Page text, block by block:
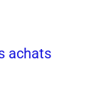
achats